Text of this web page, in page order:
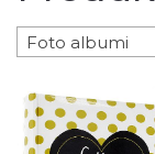
Foto albumi